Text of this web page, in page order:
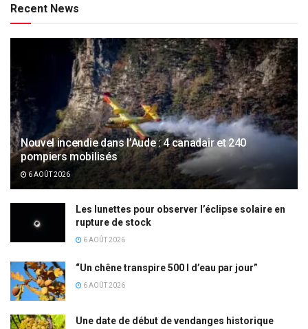
Recent News
Nouvel incendie dans l’Aude : 4 canadair et 240
pompiers mobilisés
6 AOÛT 2026
Les lunettes pour observer l’éclipse solaire en
rupture de stock
6 AOÛT 2026
“Un chêne transpire 500 l d’eau par jour”
6 AOÛT 2026
Une date de début de vendanges historique